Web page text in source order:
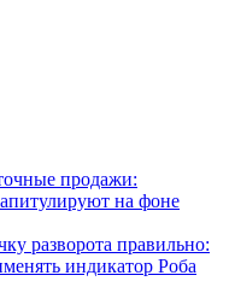
продажи:
на фоне
разворота правильно:
индикатор Роба